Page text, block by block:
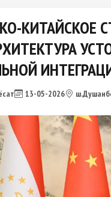
КИТАЙСКОЕ
13-05-2026